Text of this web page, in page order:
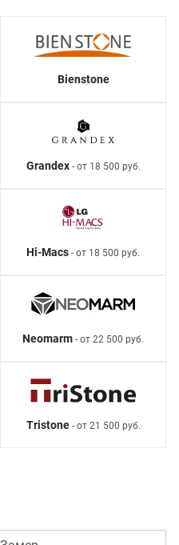
Bienstone
Grandex- от 18 500 руб.
Hi-Macs - от 18 500 руб.
Neomarm - от 22 500 руб.
Tristone- от 21 500 руб.